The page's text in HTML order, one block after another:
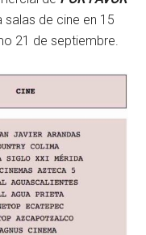
salas de cine en 15
21 de septiembre.